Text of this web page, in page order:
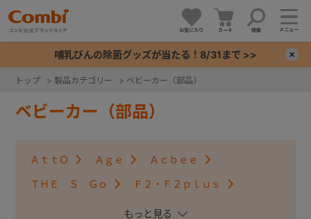
お気に入り カート 検索 メニュー
哺乳びんの除菌グッズが当たる！8/31まで >>
トップ > 製品カテゴリー > ベビーカー（部品）
ベビーカー（部品）
ＡｔｔＯ Ａｇｅ Ａｃｂｅｅ
ＴＨＥ Ｓ Ｇｏ Ｆ２・Ｆ２ｐｌｕｓ
アンブレッタ４キャス クロスゴー